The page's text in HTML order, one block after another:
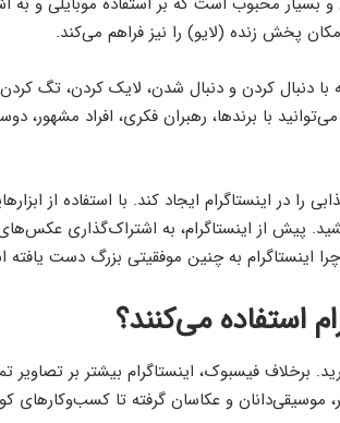
پخش زنده (لایو) را نیز فراهم می‌کند.
با دنبال کردن و دنبال شدن، لایک کردن، تگ
با برندها، رهبران فکری، افراد مشهور،
در اینستاگرام ایجاد کند. با استفاده از
پیش از اینستاگرام، به اشتراک‌گذاری عکس‌های
اینستاگرام به چنین موفقیتی بزرگ دست
استفاده می‌کنند؟
را خرید. برخلاف فیسبوک، اینستاگرام بیشتر بر
موسیقی‌دانان و عکاسان گرفته تا